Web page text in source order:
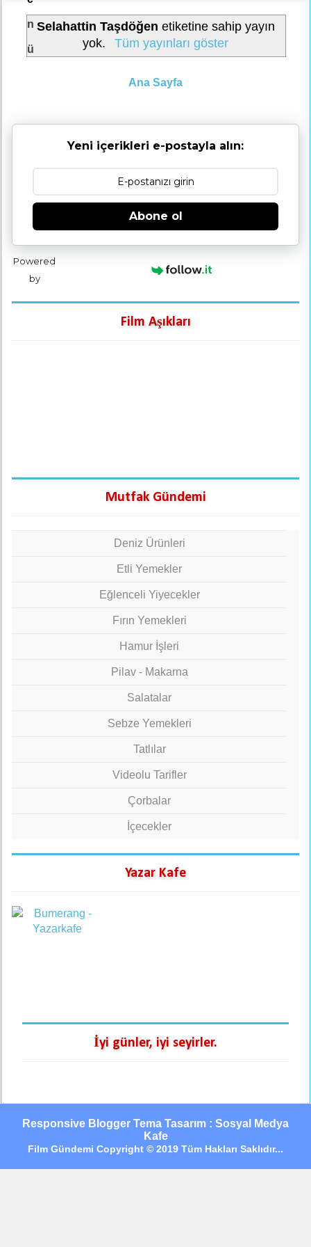
n
ü
Selahattin Taşdöğen etiketine sahip yayın
yok.
Tüm yayınları göster
Ana Sayfa
Yeni içerikleri e-postayla alın:
Abone ol
Powered
by
Film Aşıkları
Mutfak Gündemi
Deniz Ürünleri
Etli Yemekler
Eğlenceli Yiyecekler
Fırın Yemekleri
Hamur İşleri
Pilav - Makarna
Salatalar
Sebze Yemekleri
Tatlılar
Videolu Tarifler
Çorbalar
İçecekler
Yazar Kafe
İyi günler, iyi seyirler.
Responsive Blogger Tema Tasarım : Sosyal Medya
Kafe
Film Gündemi Copyright © 2019 Tüm Hakları Saklıdır...